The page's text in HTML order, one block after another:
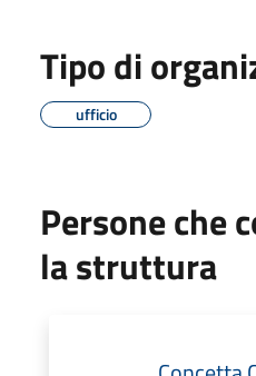
Tipo di
ufficio
Persone che
la struttura